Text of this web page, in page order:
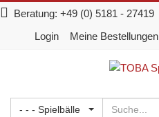
Beratung: +49 (0) 5181 - 27419
Login
Meine Bestellungen
- - - Spielbälle Suchen